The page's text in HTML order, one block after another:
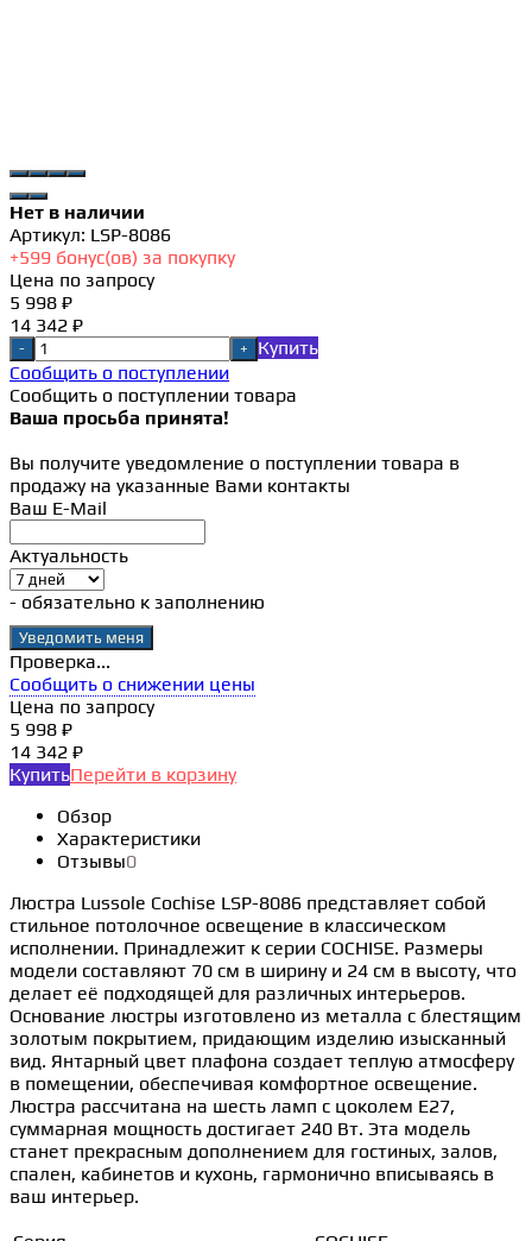
Нет в наличии
Артикул: LSP-8086
+599 бонус(ов) за покупку
Цена по запросу
5 998 ₽
14 342 ₽
- +
Купить
Сообщить о поступлении
Сообщить о поступлении товара
Ваша просьба принята!
Вы получите уведомление о поступлении товара в
продажу на указанные Вами контакты
Ваш E-Mail
Актуальность
- обязательно к заполнению
Проверка...
Сообщить о снижении цены
Цена по запросу
5 998 ₽
14 342 ₽
КупитьПерейти в корзину
Обзор
Характеристики
Отзывы0
Люстра Lussole Cochise LSP-8086 представляет собой
стильное потолочное освещение в классическом
исполнении. Принадлежит к серии COCHISE. Размеры
модели составляют 70 см в ширину и 24 см в высоту, что
делает её подходящей для различных интерьеров.
Основание люстры изготовлено из металла с блестящим
золотым покрытием, придающим изделию изысканный
вид. Янтарный цвет плафона создает теплую атмосферу
в помещении, обеспечивая комфортное освещение.
Люстра рассчитана на шесть ламп с цоколем E27,
суммарная мощность достигает 240 Вт. Эта модель
станет прекрасным дополнением для гостиных, залов,
спален, кабинетов и кухонь, гармонично вписываясь в
ваш интерьер.